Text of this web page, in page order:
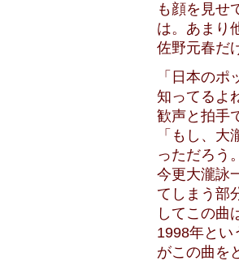
も顔を見せ
は。あまり
佐野元春だ
「日本の
知ってるよ
歓声と拍手
「もし、
っただろう
今更大瀧詠
てしまう部
してこの曲
1998年とい
がこの曲を